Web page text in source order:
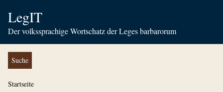
LegIT
Der volkssprachige Wortschatz der Leges barbarorum
Suche
Startseite